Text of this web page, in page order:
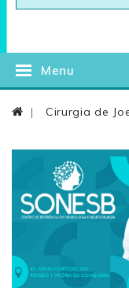
Menu
Cirurgia de